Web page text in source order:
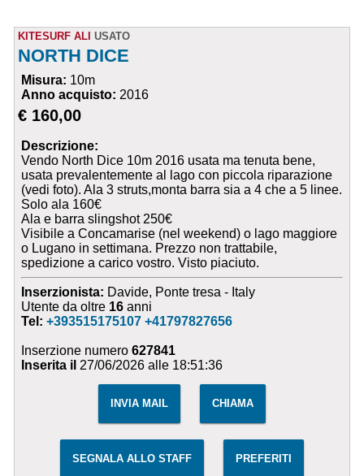
KITESURF ALI USATO
NORTH DICE
Misura: 10m
Anno acquisto: 2016
€ 160,00
Descrizione:
Vendo North Dice 10m 2016 usata ma tenuta bene,
usata prevalentemente al lago con piccola riparazione
(vedi foto). Ala 3 struts,monta barra sia a 4 che a 5 linee.
Solo ala 160€
Ala e barra slingshot 250€
Visibile a Concamarise (nel weekend) o lago maggiore
o Lugano in settimana. Prezzo non trattabile,
spedizione a carico vostro. Visto piaciuto.
Inserzionista: Davide, Ponte tresa - Italy
Utente da oltre 16 anni
Tel:+393515175107 +41797827656
Inserzione numero627841
Inserita il 27/06/2026 alle 18:51:36
INVIA MAIL CHIAMA
SEGNALA ALLO STAFF PREFERITI